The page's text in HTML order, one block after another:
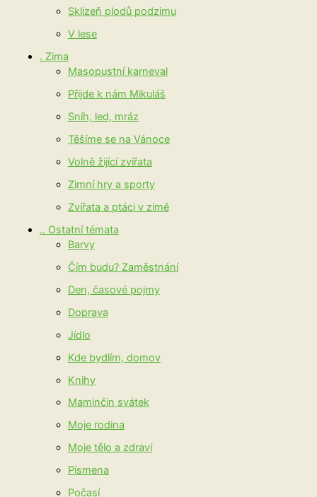
Sklizeň plodů podzimu
V lese
. Zima
Masopustní karneval
Přijde k nám Mikuláš
Sníh, led, mráz
Těšíme se na Vánoce
Volně žijící zvířata
Zimní hry a sporty
Zvířata a ptáci v zimě
.. Ostatní témata
Barvy
Čím budu? Zaměstnání
Den, časové pojmy
Doprava
Jídlo
Kde bydlím, domov
Knihy
Maminčin svátek
Moje rodina
Moje tělo a zdraví
Písmena
Počasí